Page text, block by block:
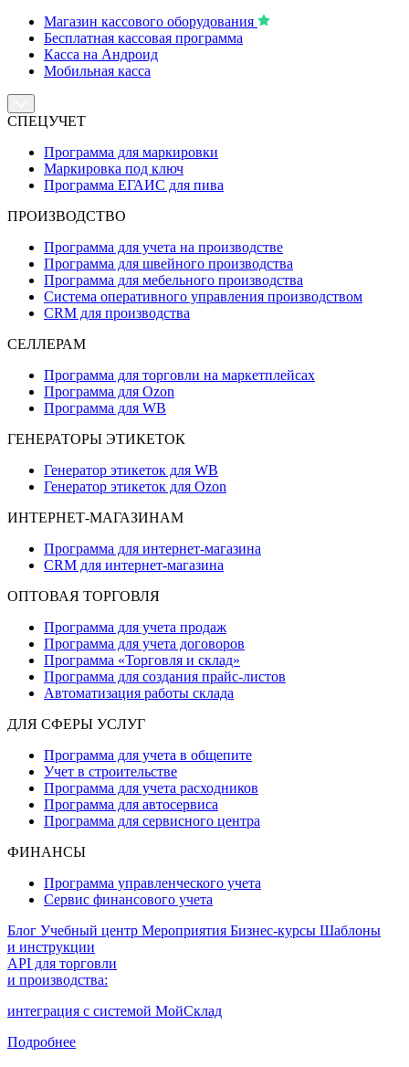
Магазин кассового оборудования
Бесплатная кассовая программа
Касса на Андроид
Мобильная касса
СПЕЦУЧЕТ
Программа для маркировки
Маркировка под ключ
Программа ЕГАИС для пива
ПРОИЗВОДСТВО
Программа для учета на производстве
Программа для швейного производства
Программа для мебельного производства
Система оперативного управления производством
CRM для производства
СЕЛЛЕРАМ
Программа для торговли на маркетплейсах
Программа для Ozon
Программа для WB
ГЕНЕРАТОРЫ ЭТИКЕТОК
Генератор этикеток для WB
Генератор этикеток для Ozon
ИНТЕРНЕТ-МАГАЗИНАМ
Программа для интернет-магазина
CRM для интернет-магазина
ОПТОВАЯ ТОРГОВЛЯ
Программа для учета продаж
Программа для учета договоров
Программа «Торговля и склад»
Программа для создания прайс‑листов
Автоматизация работы склада
ДЛЯ СФЕРЫ УСЛУГ
Программа для учета в общепите
Учет в строительстве
Программа для учета расходников
Программа для автосервиса
Программа для сервисного центра
ФИНАНСЫ
Программа управленческого учета
Сервис финансового учета
Блог Учебный центр Мероприятия Бизнес-курсы Шаблоны
и инструкции
API для торговли
и производства:
интеграция с системой МойСклад
Подробнее